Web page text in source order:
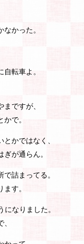
かった。
転車よ。
ですが、
で。
かではなく、
が通らん。
詰まってる。
す。
なりました。